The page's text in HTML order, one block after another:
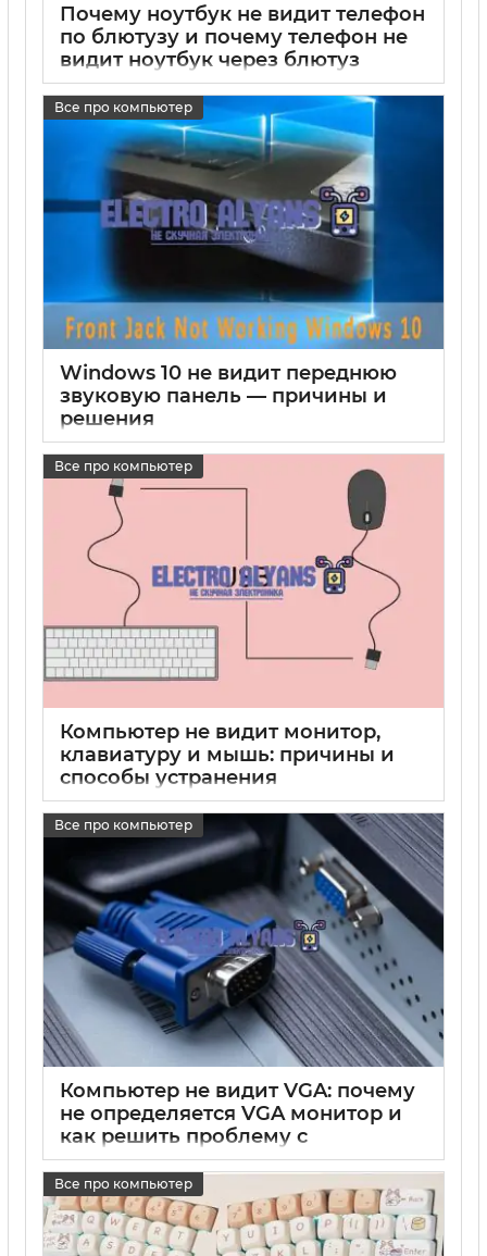
Почему ноутбук не видит телефон
по блютузу и почему телефон не
видит ноутбук через блютуз
Все про компьютер
Windows 10 не видит переднюю
звуковую панель — причины и
решения
Все про компьютер
Компьютер не видит монитор,
клавиатуру и мышь: причины и
способы устранения
Все про компьютер
Компьютер не видит VGA: почему
не определяется VGA монитор и
как решить проблему с
подключением
17 05 2025 0
Все про компьютер